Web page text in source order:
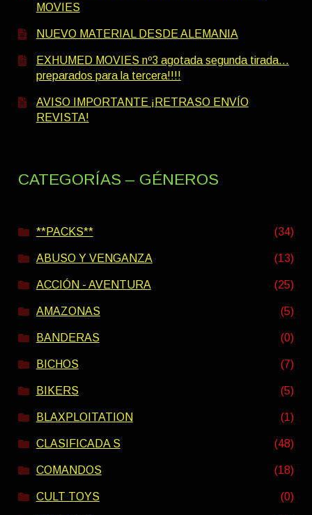
MOVIES
NUEVO MATERIAL DESDE ALEMANIA
EXHUMED MOVIES nº3 agotada segunda tirada…
preparados para la tercera!!!!
AVISO IMPORTANTE ¡RETRASO ENVÍO
REVISTA!
CATEGORÍAS – GÉNEROS
**PACKS** (34)
ABUSO Y VENGANZA (13)
ACCIÓN - AVENTURA (25)
AMAZONAS (5)
BANDERAS (0)
BICHOS (7)
BIKERS (5)
BLAXPLOITATION (1)
CLASIFICADA S (48)
COMANDOS (18)
CULT TOYS (0)